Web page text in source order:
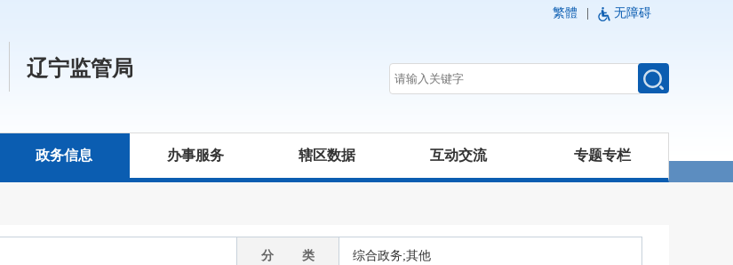
繁體 无障碍
辽宁监管局
政务信息 办事服务 辖区数据 互动交流 专题专栏
分 类 综合政务;其他